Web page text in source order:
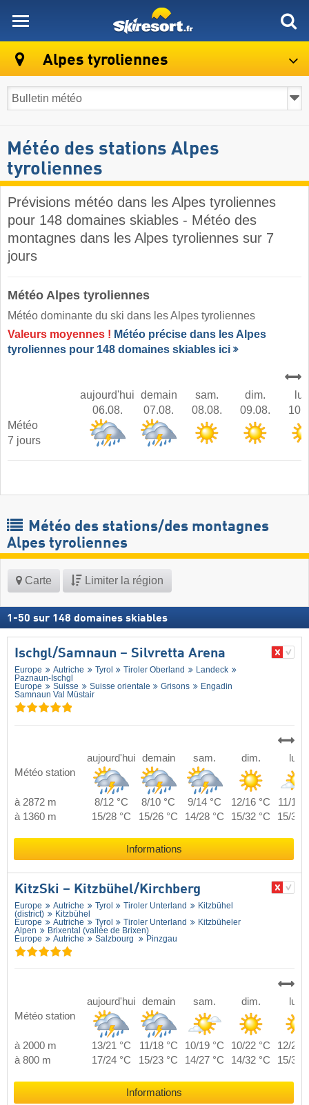
Alpes tyroliennes
Météo des stations Alpes
tyroliennes
Prévisions météo dans les Alpes tyroliennes
pour 148 domaines skiables - Météo des
montagnes dans les Alpes tyroliennes sur 7
jours
Météo Alpes tyroliennes
Météo dominante du ski dans les Alpes tyroliennes ​
Valeurs moyennes ! Météo précise dans les Alpes
tyroliennes pour 148 domaines skiables ici
aujourd'hui
06.08.
demain
07.08.
sam.
08.08.
dim.
09.08.
Météo
7 jours
Météo des stations/des montagnes
Alpes tyroliennes
Carte Limiter la région
1 -50 sur 148 domaines skiables
Ischgl/​Samnaun – Silvretta Arena
Europe Autriche Tyrol Tiroler Oberland
Landeck
Paznaun-Ischgl
Europe
Suisse Suisse orientale Grisons
Engadin
Samnaun Val Müstair
Météo station
aujourd'hui demain sam. dim. lun.
à 2872 m 8/12 °C 8/10 °C 9/14 °C 12/16 °C
11/18
à 1360 m
15/28 °C 15/26 °C 14/28 °C 15/32 °C 15/30
Informations
KitzSki – Kitzbühel/​Kirchberg
Europe Autriche Tyrol Tiroler Unterland
Kitzbühel
(district)
Kitzbühel
Europe
Autriche Tyrol Tiroler Unterland
Kitzbüheler
Alpen
Brixental (vallée de Brixen)
Europe
Autriche Salzbourg Pinzgau
Météo station
aujourd'hui demain sam. dim. lun.
à 2000 m 13/21 °C 11/18 °C 10/19 °C 10/22 °C
12/22
à 800 m
17/24 °C 15/23 °C 14/27 °C 14/32 °C 15/32
Informations